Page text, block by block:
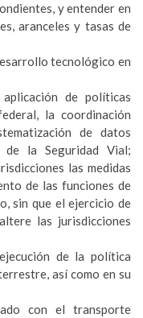
y entender en
aranceles y tasas de
tecnológico en
de políticas
la coordinación
de datos
la Seguridad Vial;
las medidas
de las funciones de
sin que el ejercicio de
las jurisdicciones
de la política
así como en su
con el transporte